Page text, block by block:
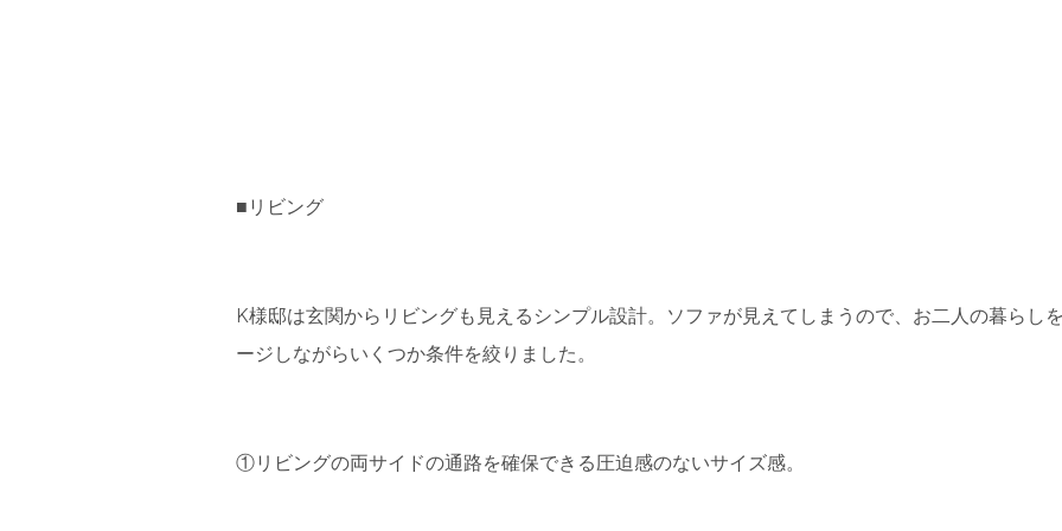
■リビング
K様邸は玄関からリビングも見えるシンプル設計。ソファが見えてしまうので、お二人の暮らし
ージしながらいくつか条件を絞りました。
①リビングの両サイドの通路を確保できる圧迫感のないサイズ感。